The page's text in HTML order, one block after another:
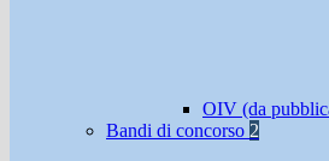
OIV (da
Bandi di concorso 2